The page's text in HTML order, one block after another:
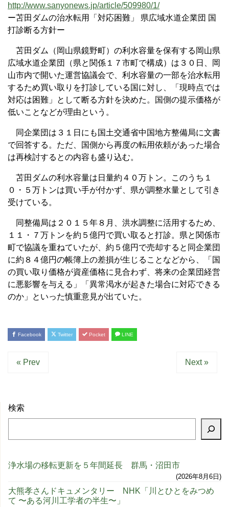
http://www.sanyonews.jp/article/509980/1/
ー苫田ダムの治水転用「対応困難」 県広域水道企業団 国
打診断る方針ー
苫田ダム（岡山県鏡野町）の利水容量を保有する岡山県
広域水道企業団（県と関係１７市町で構成）は３０日、岡
山市内で開いた運営協議会で、利水容量の一部を治水転用
するため買い取りを打診している国に対し、「現時点では
対応は困難」として断る方針を決めた。国側の提示価格が
低いことなどが理由という。
同企業団は３１日にも国土交通省中国地方整備局に文書
で回答する。ただ、国側から再度の転用依頼があった場合
は再検討するとの内容も盛り込む。
苫田ダムの利水容量は日量約４０万トン。このうち１
０・５万トンは買い手が付かず、県が調整水量として引き
受けている。
同整備局は２０１５年８月、洪水調整に活用するため、
１１・７万トンを約５億円で買い取ると打診。県と関係市
町で協議を重ねていたが、約５億円で売却すると同企業団
に約８４億円の帳簿上の差損が生じることなどから、「国
の買い取り価格が資産価格に見合わず、将来の企業団経営
に悪影響を与える」「異常渇水が起きた場合に対応できる
のか」といった慎重意見が出ていた。
Facebook Twitter Pocket LINE
« Prev Next »
検索
浄水場の移転更新を５年間延長 群馬・沼田市
2026年8月6日
大熊孝さんドキュメンタリー NHK「川とひとをみつめ
て 〜ある河川工学者の半生〜」